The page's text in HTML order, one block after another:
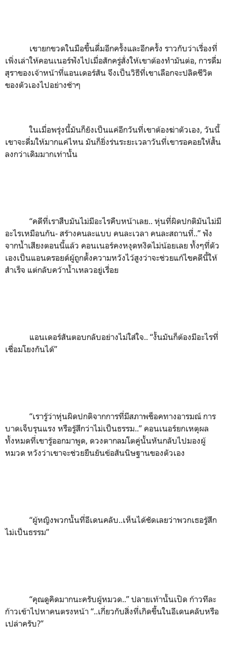
เขายกขวดในมือขึ้นดื่มอีกครั้งและอีกครั้ง ราวกับว่าเรื่องที่
เพิ่งเล่าให้คอนเนอร์ฟังไปเมื่อสักครู่สั่งให้เขาต้องทำมันต่อ, การดื่ม
สุราของเจ้าหน้าที่แอนเดอร์สัน จึงเป็นวิธีที่เขาเลือกจะปลิดชีวิต
ของตัวเองไปอย่างช้าๆ
ในเมื่อพรุ่งนี้มันก็ยังเป็นแค่อีกวันที่เขาต้องฆ่าตัวเอง, วันนี้
เขาจะดื่มให้มากแค่ไหน มันก็ยิ่งร่นระยะเวลาวันที่เขารอคอยให้สั้น
ลงกว่าเดิมมากเท่านั้น
“คดีที่เราสืบมันไม่มีอะไรคืบหน้าเลย.. หุ่นที่ผิดปกติมันไม่มี
อะไรเหมือนกัน- สร้างคนละแบบ คนละเวลา คนละสถานที่..” ฟัง
จากน้ำเสียงตอนนี้แล้ว คอนเนอร์คงหงุดหงิดไม่น้อยเลย ทั้งๆที่ตัว
เองเป็นแอนดรอยด์ผู้ถูกตั้งความหวังไว้สูงว่าจะช่วยแก้ไขคดีนี้ให้
สำเร็จ แต่กลับคว้าน้ำเหลวอยู่เรื่อย
แอนเดอร์สันตอบกลับอย่างไม่ใส่ใจ.. “งั้นมันก็ต้องมีอะไรที่
เชื่อมโยงกันได้”
“เรารู้ว่าหุ่นผิดปกติจากการที่มีสภาพช็อคทางอารมณ์ การ
บาดเจ็บรุนแรง หรือรู้สึกว่าไม่เป็นธรรม..” คอนเนอร์ยกเหตุผล
ทั้งหมดที่เขารู้ออกมาพูด, ดวงตากลมโตคู่นั้นหันกลับไปมองผู้
หมวด หวังว่าเขาจะช่วยยืนยันข้อสันนิษฐานของตัวเอง
“ผู้หญิงพวกนั้นที่อีเดนคลับ..เห็นได้ชัดเลยว่าพวกเธอรู้สึก
ไม่เป็นธรรม”
“คุณดูคิดมากนะครับผู้หมวด..” ปลายเท้านั้นเปิด ก้าวทีละ
ก้าวเข้าไปหาคนตรงหน้า “..เกี่ยวกับสิ่งที่เกิดขึ้นในอีเดนคลับหรือ
เปล่าครับ?”